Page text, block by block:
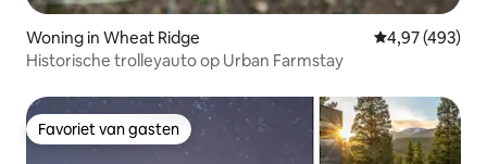
Woning in Wheat Ridge Gemiddelde
4,97 (493)
Historische trolleyauto op Urban Farmstay
Favoriet van gasten
Favoriet van gasten